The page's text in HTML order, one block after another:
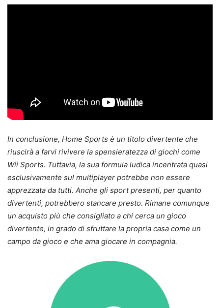
In conclusione, Home Sports è un titolo divertente che
riuscirà a farvi rivivere la spensieratezza di giochi come
Wii Sports. Tuttavia, la sua formula ludica incentrata quasi
esclusivamente sul multiplayer potrebbe non essere
apprezzata da tutti. Anche gli sport presenti, per quanto
divertenti, potrebbero stancare presto. Rimane comunque
un acquisto più che consigliato a chi cerca un gioco
divertente, in grado di sfruttare la propria casa come un
campo da gioco e che ama giocare in compagnia.